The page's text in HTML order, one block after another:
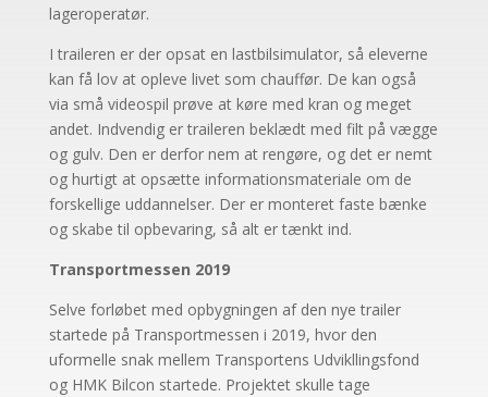
lageroperatør.
I traileren er der opsat en lastbilsimulator, så eleverne
kan få lov at opleve livet som chauffør. De kan også
via små videospil prøve at køre med kran og meget
andet. Indvendig er traileren beklædt med filt på vægge
og gulv. Den er derfor nem at rengøre, og det er nemt
og hurtigt at opsætte informationsmateriale om de
forskellige uddannelser. Der er monteret faste bænke
og skabe til opbevaring, så alt er tænkt ind.
Transportmessen 2019
Selve forløbet med opbygningen af den nye trailer
startede på Transportmessen i 2019, hvor den
uformelle snak mellem Transportens Udvikllingsfond
og HMK Bilcon startede. Projektet skulle tage